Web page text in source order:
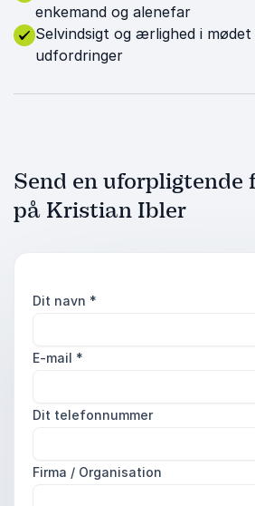
enkemand og alenefar
Selvindsigt og ærlighed i
udfordringer
Send en uforpligtende
på Kristian Ibler
Dit navn *
E-mail *
Dit telefonnummer
Firma / Organisation